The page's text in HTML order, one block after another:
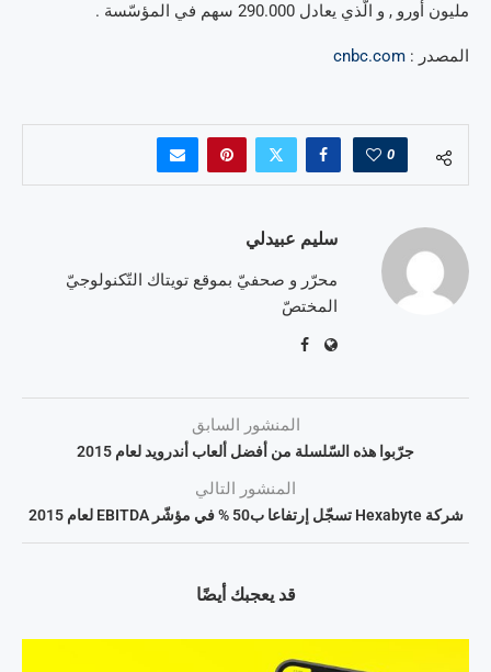
مليون أورو , و الّذي يعادل 290.000 سهم في المؤسّسة .
المصدر : cnbc.com
0
سليم عبيدلي
محرّر و صحفيّ بموقع تويتاك التّكنولوجيّ
المختصّ
المنشور السابق
جرّبوا هذه السّلسلة من أفضل ألعاب أندرويد لعام 2015
المنشور التالي
شركة Hexabyte تسجّل إرتفاعا ب50 % في مؤشّر EBITDA لعام 2015
قد يعجبك أيضًا